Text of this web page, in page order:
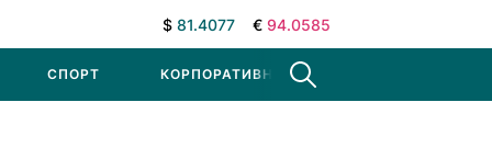
$ 81.4077 € 94.0585
СПОРТ КОРПОРАТИВНЫЕ НОВОСТИ